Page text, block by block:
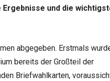
und die
abgegeben. Erstmals
bereits der Großteil der
Briefwahlkarten,